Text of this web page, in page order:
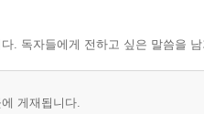
. 독자들에게 전하고 싶은 말씀을 남
게재됩니다.